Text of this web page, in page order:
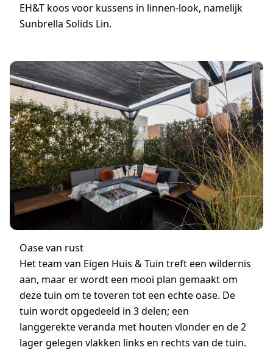
EH&T koos voor kussens in linnen-look, namelijk
Sunbrella Solids Lin.
Oase van rust
Het team van Eigen Huis & Tuin treft een wildernis
aan, maar er wordt een mooi plan gemaakt om
deze tuin om te toveren tot een echte oase. De
tuin wordt opgedeeld in 3 delen; een
langgerekte veranda met houten vlonder en de 2
lager gelegen vlakken links en rechts van de tuin.